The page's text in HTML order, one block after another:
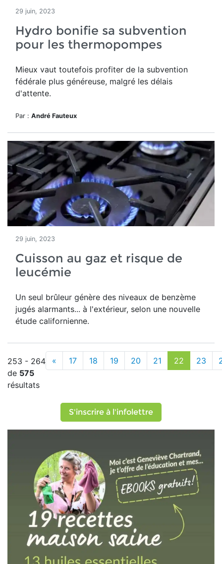
29 juin, 2023
Hydro bonifie sa subvention
pour les thermopompes
Mieux vaut toutefois profiter de la subvention
fédérale plus généreuse, malgré les délais
d'attente.
Par : André Fauteux
29 juin, 2023
Cuisson au gaz et risque de
leucémie
Un seul brûleur génère des niveaux de benzème
jugés alarmants... à l'extérieur, selon une nouvelle
étude californienne.
253 - 264
de 575
résultats
« 17 18 19 20 21 22 23
S'inscrire à l'infolettre